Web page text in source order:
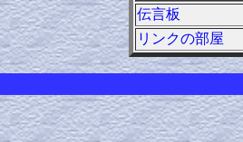
伝言板
リンクの部屋